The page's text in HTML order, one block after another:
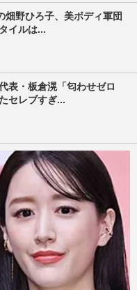
畑野ひろ子、美ボディ軍団
イルは...
表・板倉滉「匂わせゼロ
セレブすぎ...